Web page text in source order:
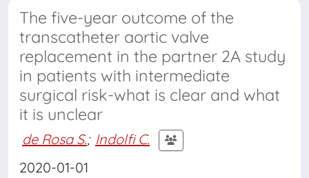
The five-year outcome of the
transcatheter aortic valve
replacement in the partner 2A study
in patients with intermediate
surgical risk-what is clear and what
it is unclear
de Rosa S.; Indolfi C.
2020-01-01